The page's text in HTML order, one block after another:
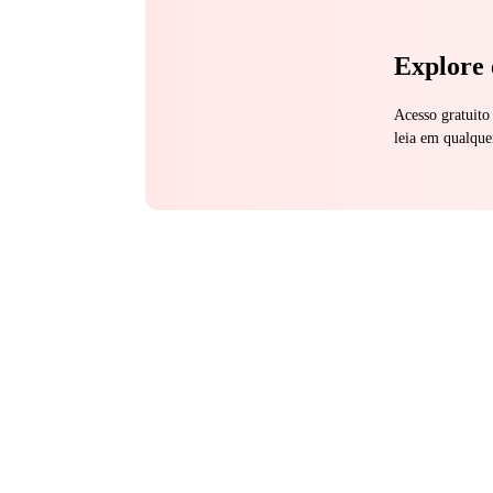
Explore
Acesso
leia em